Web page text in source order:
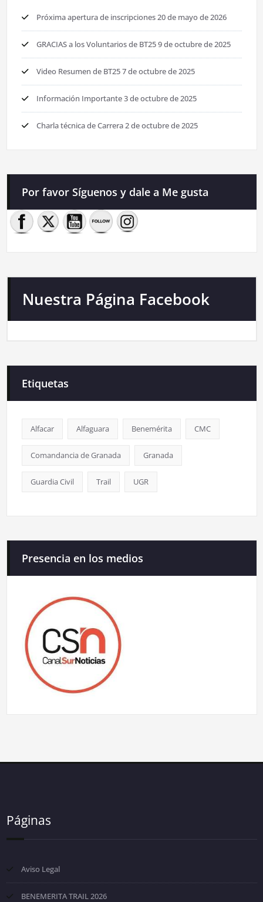
Próxima apertura de inscripciones20 de mayo de 2026
GRACIAS a los Voluntarios de BT259 de octubre de 2025
Video Resumen de BT257 de octubre de 2025
Información Importante3 de octubre de 2025
Charla técnica de Carrera2 de octubre de 2025
Por favor Síguenos y dale a Me gusta
Nuestra Página Facebook
Etiquetas
Alfacar Alfaguara Benemérita CMC
Comandancia de Granada Granada
Guardia Civil Trail UGR
Presencia en los medios
Páginas
Aviso Legal
BENEMERITA TRAIL 2026